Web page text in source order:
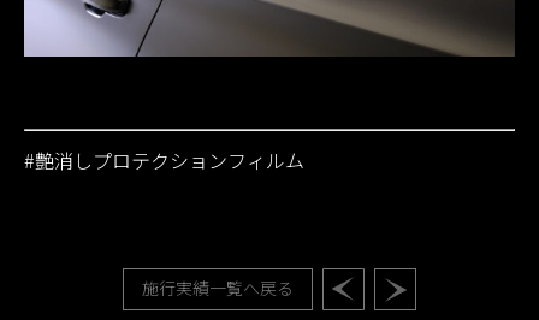
#艶消しプロテクションフィルム
施行実績一覧へ戻る